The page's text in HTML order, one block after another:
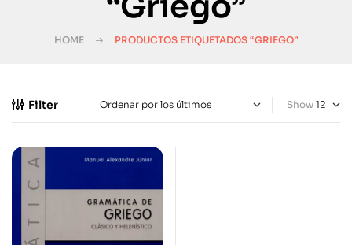
HOME PRODUCTOS ETIQUETADOS “GRIEGO”
Filter Show